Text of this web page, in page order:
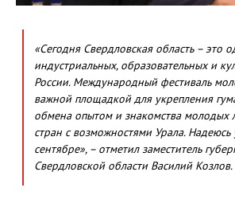
«Сегодня Свердловская область – это
индустриальных, образовательных и
России. Международный фестиваль
важной площадкой для укрепления
обмена опытом и знакомства молодых
стран с возможностями Урала. Надеюсь
сентябре», – отметил заместитель
Свердловской области Василий Козлов.